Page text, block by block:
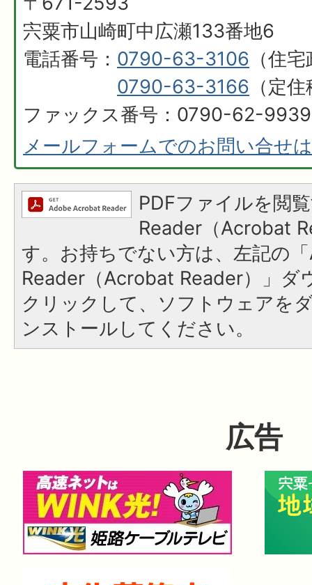
宍粟市山崎町中広瀬133番地6
電話番号： 0790-63-3106 （住
0790-63-3166 （定
ファックス番号：0790-62-9939
メールフォームでのお問い合せ
PDFファイルを閲
Reader（Acrobat
す。お持ちでない方は、左記の
Reader（Acrobat Reader）」ダ
クリックして、ソフトウェアを
ンストールしてください。
広告